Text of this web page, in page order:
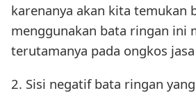
karenanya akan kita temukan
menggunakan bata ringan ini
terutamanya pada ongkos
2. Sisi negatif bata ringan